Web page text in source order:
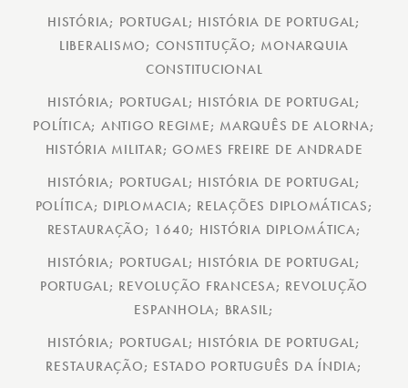
HISTÓRIA; PORTUGAL; HISTÓRIA DE PORTUGAL;
LIBERALISMO; CONSTITUÇÃO; MONARQUIA
CONSTITUCIONAL
HISTÓRIA; PORTUGAL; HISTÓRIA DE PORTUGAL;
POLÍTICA; ANTIGO REGIME; MARQUÊS DE ALORNA;
HISTÓRIA MILITAR; GOMES FREIRE DE ANDRADE
HISTÓRIA; PORTUGAL; HISTÓRIA DE PORTUGAL;
POLÍTICA; DIPLOMACIA; RELAÇÕES DIPLOMÁTICAS;
RESTAURAÇÃO; 1640; HISTÓRIA DIPLOMÁTICA;
HISTÓRIA; PORTUGAL; HISTÓRIA DE PORTUGAL;
PORTUGAL; REVOLUÇÃO FRANCESA; REVOLUÇÃO
ESPANHOLA; BRASIL;
HISTÓRIA; PORTUGAL; HISTÓRIA DE PORTUGAL;
RESTAURAÇÃO; ESTADO PORTUGUÊS DA ÍNDIA;